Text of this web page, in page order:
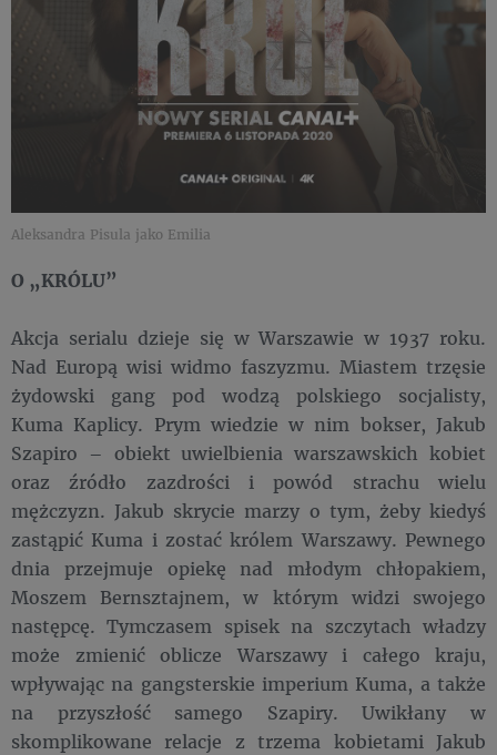
Aleksandra Pisula jako Emilia
O „KRÓLU”
Akcja serialu dzieje się w Warszawie w 1937 roku.
Nad Europą wisi widmo faszyzmu. Miastem trzęsie
żydowski gang pod wodzą polskiego socjalisty,
Kuma Kaplicy. Prym wiedzie w nim bokser, Jakub
Szapiro – obiekt uwielbienia warszawskich kobiet
oraz źródło zazdrości i powód strachu wielu
mężczyzn. Jakub skrycie marzy o tym, żeby kiedyś
zastąpić Kuma i zostać królem Warszawy. Pewnego
dnia przejmuje opiekę nad młodym chłopakiem,
Moszem Bernsztajnem, w którym widzi swojego
następcę. Tymczasem spisek na szczytach władzy
może zmienić oblicze Warszawy i całego kraju,
wpływając na gangsterskie imperium Kuma, a także
na przyszłość samego Szapiry. Uwikłany w
skomplikowane relacje z trzema kobietami Jakub